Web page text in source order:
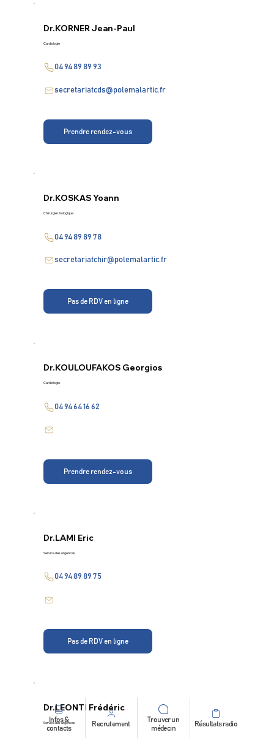
Dr.KORNER Jean-Paul
Cardiologie
04 94 89 89 93
secretariatcds@polemalartic.fr
Prendre rendez-vous
Dr.KOSKAS Yoann
Chirurgie Urologique
04 94 89 89 78
secretariatchir@polemalartic.fr
Pas de RDV en ligne
Dr.KOULOUFAKOS Georgios
Cardiologie
04 94 64 16 62
Prendre rendez-vous
Dr.LAMI Eric
Service des urgences
04 94 89 89 75
Pas de RDV en ligne
Dr.LEONTI Frédéric
Service des urgences
Infos &
contacts
Recrutement
Trouver un
médecin
Résultats radio